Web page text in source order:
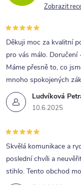
Zobrazit
Ludvíková
10.6.2025
Děkuji moc za kvalitní
pro vás málo.
Máme přesně to, co
mnoho spokojených
Skvělá komunikace a
poslední chvíli a
stihlo. Tento obchod